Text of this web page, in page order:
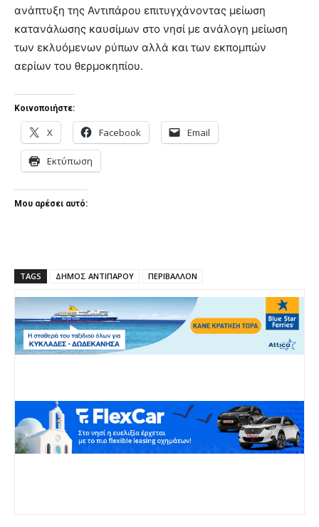
ανάπτυξη της Αντιπάρου επιτυγχάνοντας μείωση
κατανάλωσης καυσίμων στο νησί με ανάλογη μείωση
των εκλυόμενων ρύπων αλλά και των εκπομπών
αερίων του θερμοκηπίου.
Κοινοποιήστε:
X Facebook Email
Εκτύπωση
Μου αρέσει αυτό:
TAGS ΔΗΜΟΣ ΑΝΤΙΠΑΡΟΥ ΠΕΡΙΒΑΛΛΟΝ